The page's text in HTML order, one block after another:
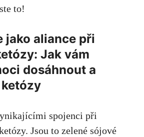
to!
‌jako aliance při
Jak vám
dosáhnout a
spojenci při
Jsou to zelené sójové